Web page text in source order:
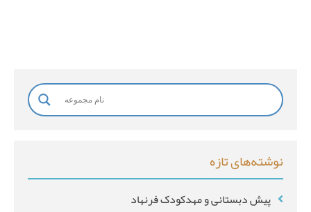
نوشته‌های تازه
پیش دبستانی و مهدکودک فرنهاد